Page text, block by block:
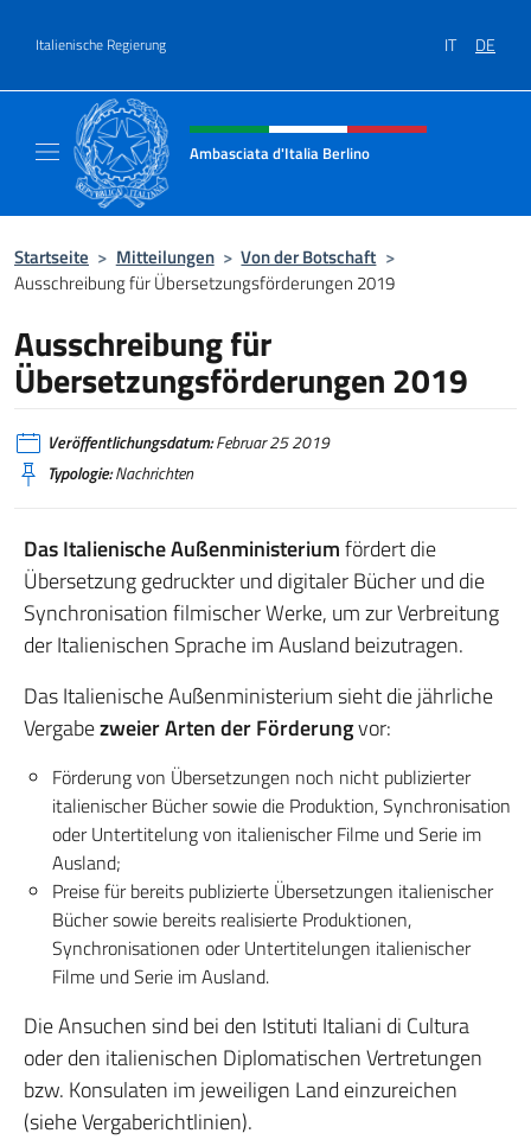
Italienische Regierung IT DE
Header-Site, Social und Menü
Ambasciata d'Italia Berlino
Startseite > Mitteilungen > Von der Botschaft >
Ausschreibung für Übersetzungsförderungen 2019
Ausschreibung für
Übersetzungsförderungen 2019
Veröffentlichungsdatum:Februar 25 2019
Typologie:Nachrichten
Das Italienische Außenministeriumfördert die
Übersetzung gedruckter und digitaler Bücher und die
Synchronisation filmischer Werke, um zur Verbreitung
der Italienischen Sprache im Ausland beizutragen.
Das Italienische Außenministerium sieht die jährliche
Vergabezweier Arten der Förderungvor:
Förderung von Übersetzungen noch nicht publizierter
italienischer Bücher sowie die Produktion, Synchronisation
oder Untertitelung von italienischer Filme und Serie im
Ausland;
Preise für bereits publizierte Übersetzungen italienischer
Bücher sowie bereits realisierte Produktionen,
Synchronisationen oder Untertitelungen italienischer
Filme und Serie im Ausland.
Die Ansuchen sind bei den Istituti Italiani di Cultura
oder den italienischen Diplomatischen Vertretungen
bzw. Konsulaten im jeweiligen Land einzureichen
(siehe Vergaberichtlinien).